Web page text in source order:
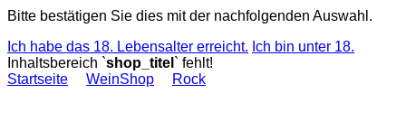
Bitte bestätigen Sie dies mit der nachfolgenden Auswahl.
Ich habe das 18. Lebensalter erreicht. Ich bin unter 18.
Inhaltsbereich `shop_titel ` fehlt!
Startseite
WeinShop Rock